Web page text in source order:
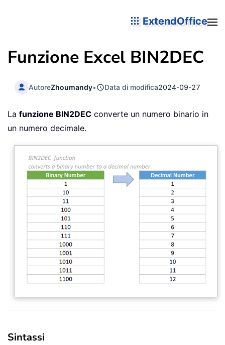
ExtendOffice
Funzione Excel BIN2DEC
AutoreZhoumandy• Data di modifica2024-09-27
La funzione BIN2DEC converte un numero binario in
un numero decimale.
Sintassi